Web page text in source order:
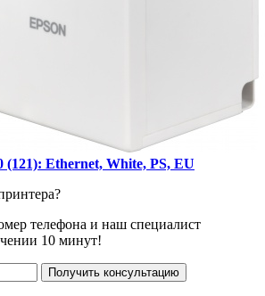
(121): Ethernet, White, PS, EU
телефона и наш специалист
10 минут!
Получить консультацию